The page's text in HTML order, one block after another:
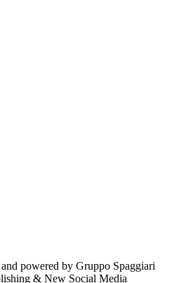
powered by Gruppo Spaggiari
& New Social Media